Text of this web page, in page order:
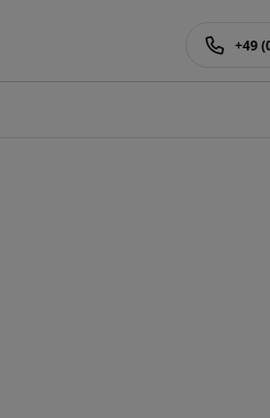
+49